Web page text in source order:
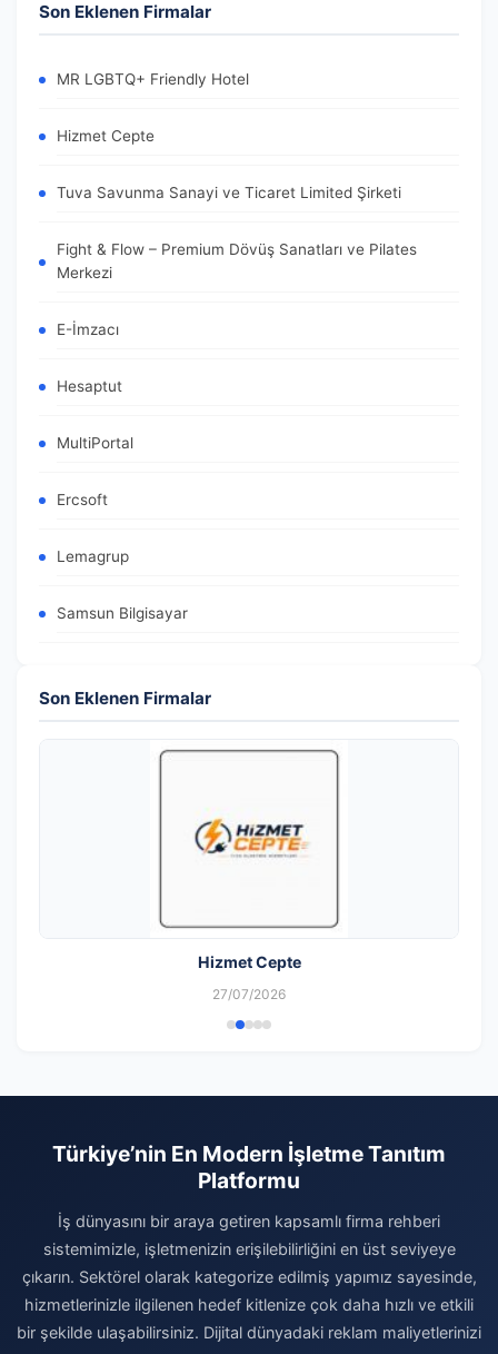
Son Eklenen Firmalar
MR LGBTQ+ Friendly Hotel
Hizmet Cepte
Tuva Savunma Sanayi ve Ticaret Limited Şirketi
Fight & Flow – Premium Dövüş Sanatları ve Pilates
Merkezi
E-İmzacı
Hesaptut
MultiPortal
Ercsoft
Lemagrup
Samsun Bilgisayar
Son Eklenen Firmalar
Hizmet Cepte
27/07/2026
Türkiye’nin En Modern İşletme Tanıtım
Platformu
İş dünyasını bir araya getiren kapsamlı firma rehberi
sistemimizle, işletmenizin erişilebilirliğini en üst seviyeye
çıkarın. Sektörel olarak kategorize edilmiş yapımız sayesinde,
hizmetlerinizle ilgilenen hedef kitlenize çok daha hızlı ve etkili
bir şekilde ulaşabilirsiniz. Dijital dünyadaki reklam maliyetlerinizi